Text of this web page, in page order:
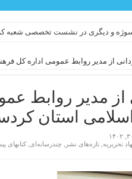
و دیگری در نشست تخصصی شعبه
از مدیر روابط عمومی اداره کل
از مدیر روابط
استان
تحریریه ,تازەهای نشر چندرسانه‌ای ,کتابهای